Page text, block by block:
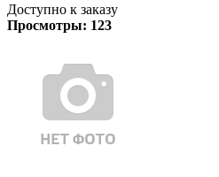
Доступно к заказу
Просмотры: 123